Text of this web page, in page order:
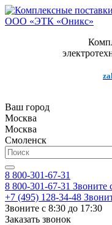
Ваш город
Москва
Москва
Смоленск
8 800-301-67-31
8 800-301-67-31 Звоните
+7 (495) 128-34-48
Звоните с 8:30 до 17:30
Заказать звонок